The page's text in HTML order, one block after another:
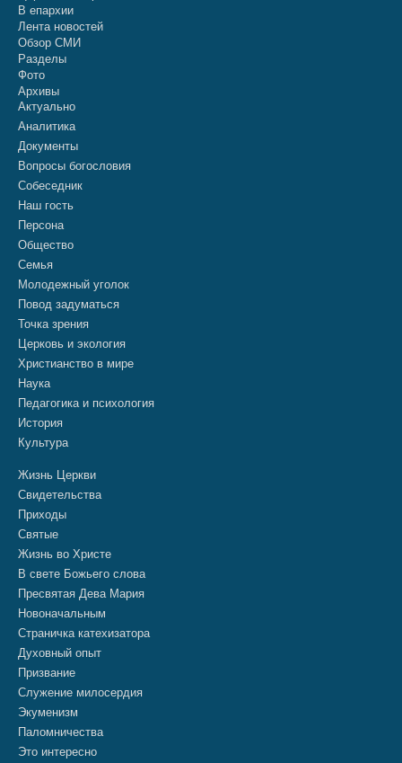
В епархии
Лента новостей
Обзор СМИ
Разделы
Фото
Архивы
Актуально
Аналитика
Документы
Вопросы богословия
Собеседник
Наш гость
Персона
Общество
Семья
Молодежный уголок
Повод задуматься
Точка зрения
Церковь и экология
Христианство в мире
Наука
Педагогика и психология
История
Культура
Жизнь Церкви
Свидетельства
Приходы
Святые
Жизнь во Христе
В свете Божьего слова
Пресвятая Дева Мария
Новоначальным
Страничка катехизатора
Духовный опыт
Призвание
Служение милосердия
Экуменизм
Паломничества
Это интересно